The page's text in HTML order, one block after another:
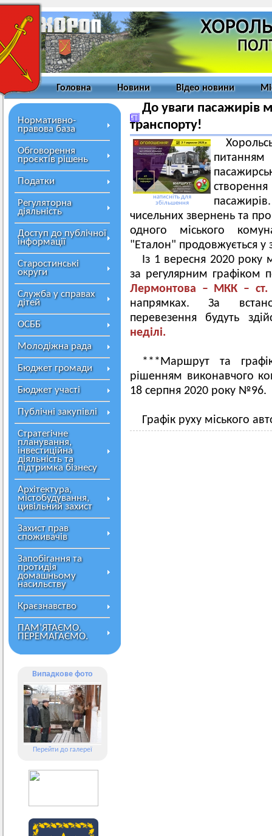
Головна Новини Відео новини
Нормативно-
правова база
Обговорення
проєктів рішень
Податки
Регуляторна
діяльність
Доступ до публічної
інформації
Старостинські
округи
Служба у справах
дітей
ОСББ
Молодіжна рада
Бюджет громади
Бюджет участі
Публічні закупівлі
Стратегічне
планування,
інвестиційна
діяльність та
підтримка бізнесу
Архітектура,
містобудування,
цивільний захист
Захист прав
споживачів
Запобігання та
протидія
домашньому
насильству
Краєзнавство
ПАМ’ЯТАЄМО.
ПЕРЕМАГАЄМО.
Випадкове фото
Перейти до галереї
До уваги пасажирів
транспорту!
натисніть для
збільшення
чисельних звернень та
одного міського
"Еталон" продовжується
Із 1 вересня 2020 року
за регулярним графіком
Лермонтова – МКК – ст.
напрямках. За
перевезення будуть
неділі.
***Маршрут та
рішенням виконавчого
18 серпня 2020 року №96.
Графік руху міського